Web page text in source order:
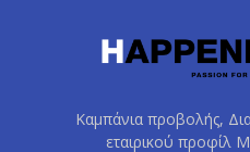
Καμπάνια προβολής,
εταιρικού προφίλ